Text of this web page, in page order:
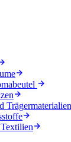
Trägermaterialien